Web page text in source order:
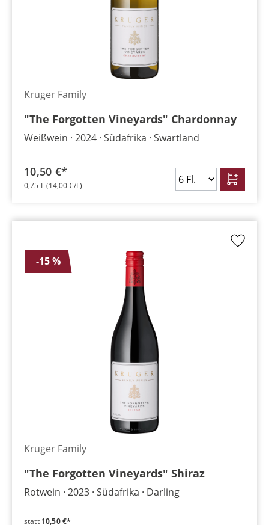
Kruger Family
"The Forgotten Vineyards" Chardonnay
Weißwein 2024 Südafrika Swartland
10,50 €*
0,75 L(14,00 €/L)
-15 %
Kruger Family
"The Forgotten Vineyards" Shiraz
Rotwein 2023 Südafrika Darling
statt 10,50 €*